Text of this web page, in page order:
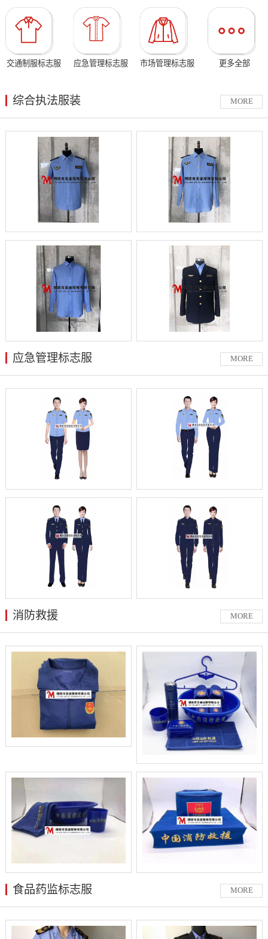
交通制服标志服 应急管理标志服 市场管理标志服 更多全部
综合执法服装 MORE
应急管理标志服 MORE
消防救援 MORE
食品药监标志服 MORE